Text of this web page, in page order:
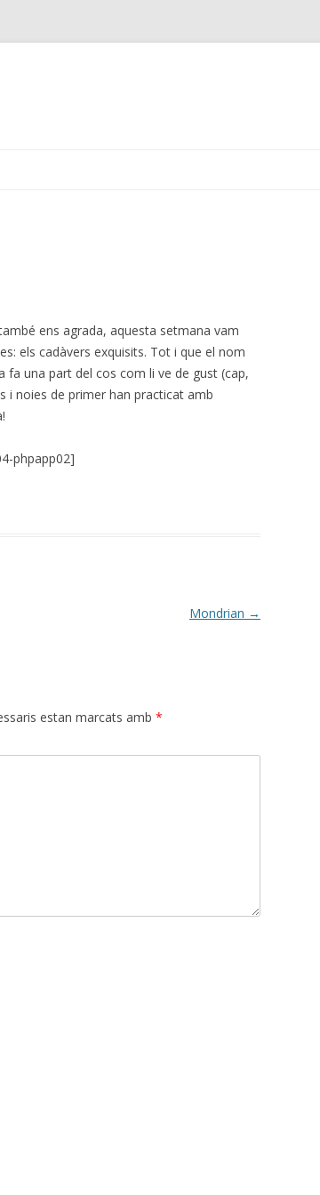
ens agrada, aquesta setmana vam
els cadàvers exquisits. Tot i que el nom
una part del cos com li ve de gust (cap,
i noies de primer han practicat amb
phpapp02]
Mondrian →
estan marcats amb *